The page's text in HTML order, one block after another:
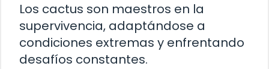
Los cactus son maestros en la
supervivencia, adaptándose a
condiciones extremas y enfrentando
desafíos constantes.